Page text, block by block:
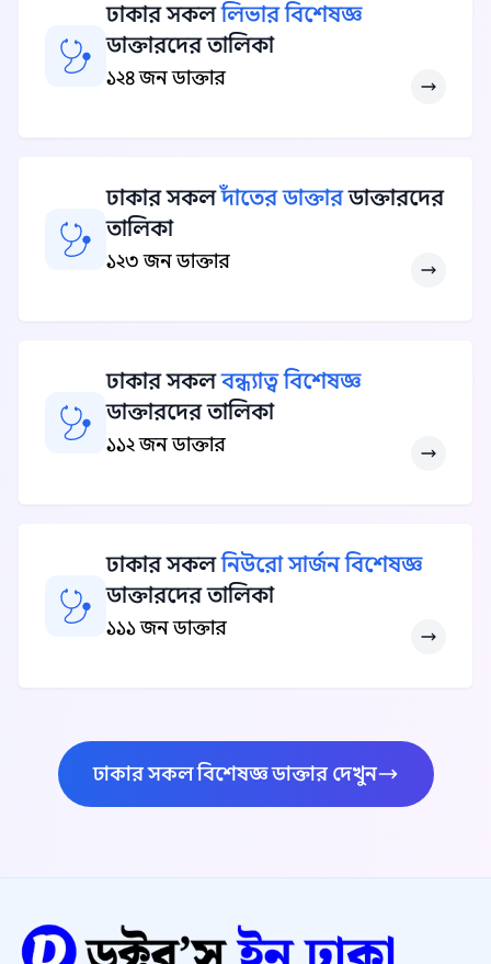
ঢাকার সকললিভার বিশেষজ্ঞ
ডাক্তারদের তালিকা
১২৪ জন ডাক্তার
ঢাকার সকলদাঁতের ডাক্তারডাক্তারদের
তালিকা
১২৩ জন ডাক্তার
ঢাকার সকলবন্ধ্যাত্ব বিশেষজ্ঞ
ডাক্তারদের তালিকা
১১২ জন ডাক্তার
ঢাকার সকলনিউরো সার্জন বিশেষজ্ঞ
ডাক্তারদের তালিকা
১১১ জন ডাক্তার
ঢাকার সকল বিশেষজ্ঞ ডাক্তার দেখুন